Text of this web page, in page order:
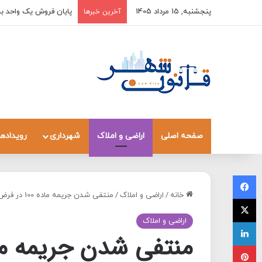
پنجشنبه, 15 مرداد 1405 آخرین خبرها پایان فروش یک واحد
صفحه اصلی اراضی و املاک شهرداری
خانه / اراضی و املاک / منتفی شدن جریمه ماده 100 در فرض تخریب از سوی مالک
اراضی و املاک
فیسبوک
X
لینکداین
پینتریست